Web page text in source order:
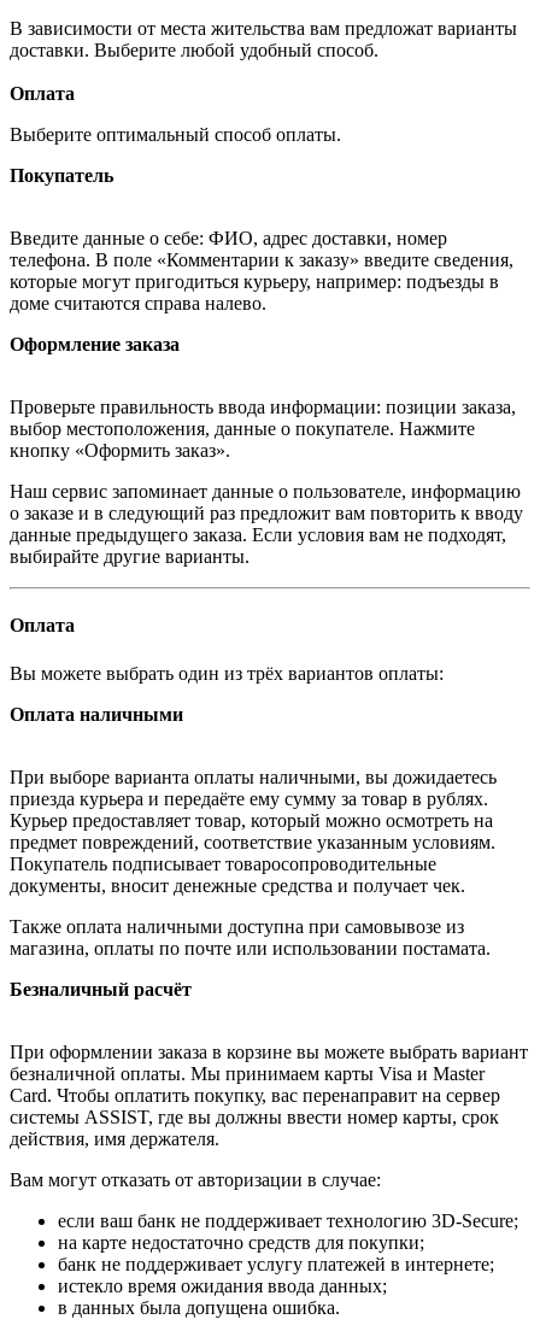
В зависимости от места жительства вам предложат варианты
доставки. Выберите любой удобный способ.
Оплата
Выберите оптимальный способ оплаты.
Покупатель
Введите данные о себе: ФИО, адрес доставки, номер
телефона. В поле «Комментарии к заказу» введите сведения,
которые могут пригодиться курьеру, например: подъезды в
доме считаются справа налево.
Оформление заказа
Проверьте правильность ввода информации: позиции заказа,
выбор местоположения, данные о покупателе. Нажмите
кнопку «Оформить заказ».
Наш сервис запоминает данные о пользователе, информацию
о заказе и в следующий раз предложит вам повторить к вводу
данные предыдущего заказа. Если условия вам не подходят,
выбирайте другие варианты.
Оплата
Вы можете выбрать один из трёх вариантов оплаты:
Оплата наличными
При выборе варианта оплаты наличными, вы дожидаетесь
приезда курьера и передаёте ему сумму за товар в рублях.
Курьер предоставляет товар, который можно осмотреть на
предмет повреждений, соответствие указанным условиям.
Покупатель подписывает товаросопроводительные
документы, вносит денежные средства и получает чек.
Также оплата наличными доступна при самовывозе из
магазина, оплаты по почте или использовании постамата.
Безналичный расчёт
При оформлении заказа в корзине вы можете выбрать вариант
безналичной оплаты. Мы принимаем карты Visa и Master
Card. Чтобы оплатить покупку, вас перенаправит на сервер
системы ASSIST, где вы должны ввести номер карты, срок
действия, имя держателя.
Вам могут отказать от авторизации в случае:
если ваш банк не поддерживает технологию 3D-Secure;
на карте недостаточно средств для покупки;
банк не поддерживает услугу платежей в интернете;
истекло время ожидания ввода данных;
в данных была допущена ошибка.